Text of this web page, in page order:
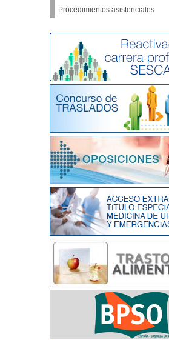
Procedimientos asistenciales